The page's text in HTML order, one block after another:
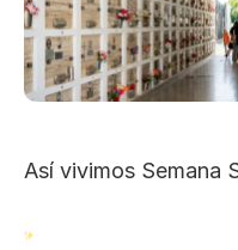
Así vivimos Semana